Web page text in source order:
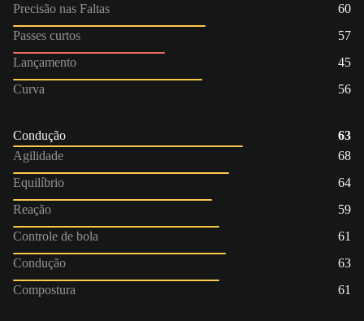
Precisão nas Faltas
60
Passes curtos
57
Lançamento
45
Curva
56
Condução
63
Agilidade
68
Equilíbrio
64
Reação
59
Controle de bola
61
Condução
63
Compostura
61